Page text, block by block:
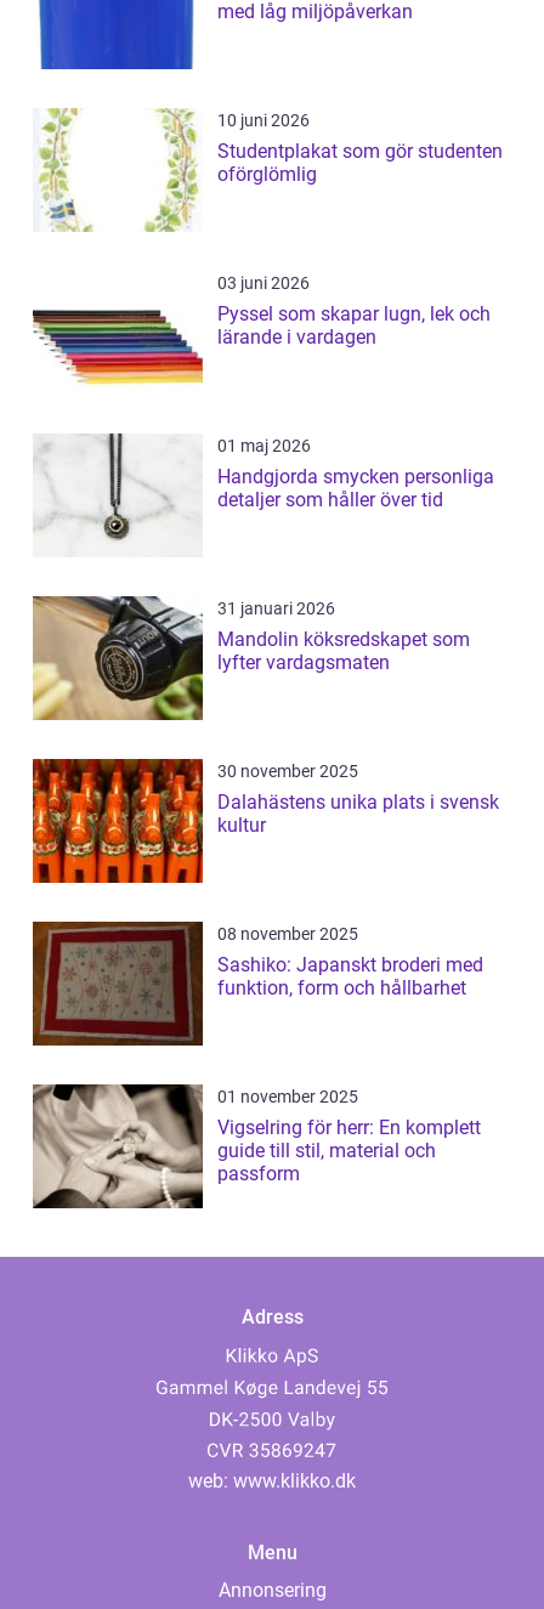
med låg miljöpåverkan
10 juni 2026
Studentplakat som gör studenten
oförglömlig
03 juni 2026
Pyssel som skapar lugn, lek och
lärande i vardagen
01 maj 2026
Handgjorda smycken personliga
detaljer som håller över tid
31 januari 2026
Mandolin köksredskapet som
lyfter vardagsmaten
30 november 2025
Dalahästens unika plats i svensk
kultur
08 november 2025
Sashiko: Japanskt broderi med
funktion, form och hållbarhet
01 november 2025
Vigselring för herr: En komplett
guide till stil, material och
passform
Adress
web: www.klikko.dk
Menu
Annonsering